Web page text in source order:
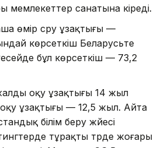
мемлекеттер санатына кіреді.
өмір сүру ұзақтығы —
көрсеткіш Беларусьте
бұл көрсеткіш — 73,2
оқу ұзақтығы 14 жыл
ұзақтығы — 12,5 жыл. Айта
білім беру жүйесі
тұрақты түрде жоғары